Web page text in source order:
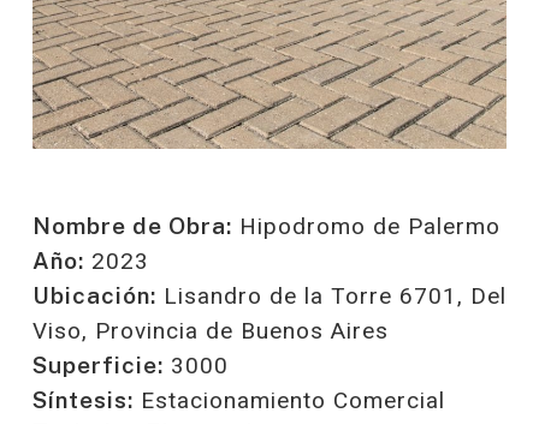
Nombre de Obra: Hipodromo de Palermo
Año: 2023
Ubicación: Lisandro de la Torre 6701, Del
Viso, Provincia de Buenos Aires
Superficie: 3000
Síntesis: Estacionamiento Comercial